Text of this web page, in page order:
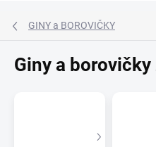
GINY a BOROVIČKY
Giny a